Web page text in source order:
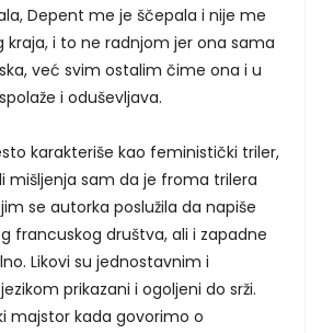
Depent me je ščepala i nije me
kraja, i to ne radnjom jer ona sama
već svim ostalim čime ona i u
i oduševljava.
karakteriše kao feministički triler,
mišljenja sam da je froma trilera
se autorka poslužila da napiše
francuskog društva, ali i zapadne
Likovi su jednostavnim i
prikazani i ogoljeni do srži.
majstor kada govorimo o